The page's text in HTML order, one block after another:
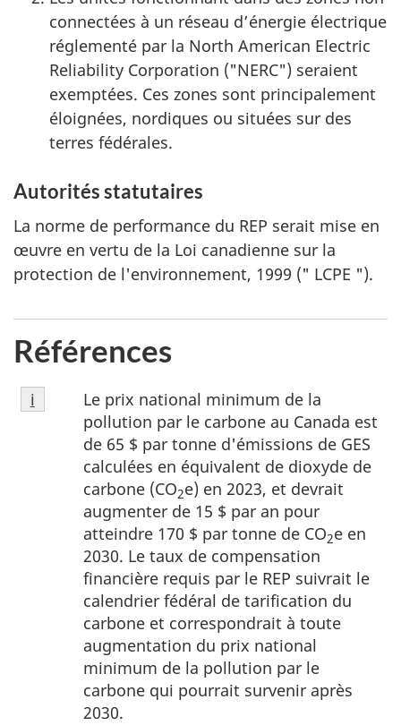
connectées à un réseau d’énergie électrique
réglementé par la North American Electric
Reliability Corporation ("NERC") seraient
exemptées. Ces zones sont principalement
éloignées, nordiques ou situées sur des
terres fédérales.
Autorités statutaires
La norme de performance du REP serait mise en
œuvre en vertu de la Loi canadienne sur la
protection de l'environnement, 1999 (" LCPE ").
Références
Notes
de
Le prix national minimum de la
pollution par le carbone au Canada est
de 65 $ par tonne d'émissions de GES
calculées en équivalent de dioxyde de
carbone (CO2e) en 2023, et devrait
augmenter de 15 $ par an pour
atteindre 170 $ par tonne de CO2e en
2030. Le taux de compensation
financière requis par le REP suivrait le
calendrier fédéral de tarification du
carbone et correspondrait à toute
augmentation du prix national
minimum de la pollution par le
carbone qui pourrait survenir après
2030.
Retour à la référence de la note de bas de page
i